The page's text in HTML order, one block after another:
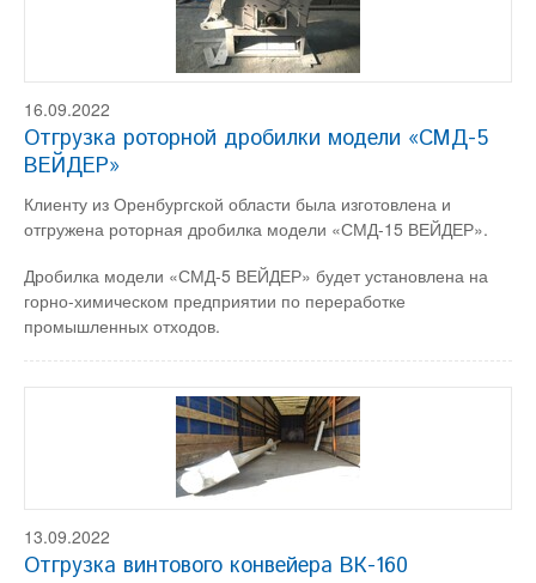
16.09.2022
Отгрузка роторной дробилки модели «СМД-5
ВЕЙДЕР»
Клиенту из Оренбургской области была изготовлена и
отгружена роторная дробилка модели «СМД-15 ВЕЙДЕР».
Дробилка модели «СМД-5 ВЕЙДЕР» будет установлена на
горно-химическом предприятии по переработке
промышленных отходов.
13.09.2022
Отгрузка винтового конвейера ВК-160